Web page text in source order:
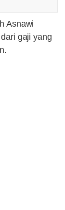
Asnawi
gaji yang